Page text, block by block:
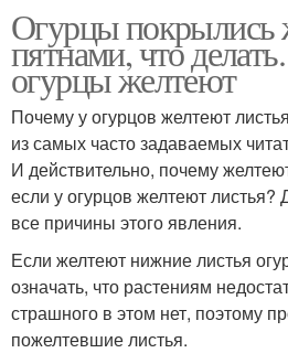
Огурцы
пятнами, что
огурцы желтеют
Почему у огурцов желтеют
из самых часто задаваемых
И действительно, почему
если у огурцов желтеют листья?
все причины этого явления.
Если желтеют нижние листья
означать, что растениям
страшного в этом нет, поэтому
пожелтевшие листья.